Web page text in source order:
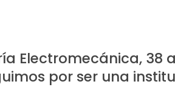
Electromecánica, 38
por ser una